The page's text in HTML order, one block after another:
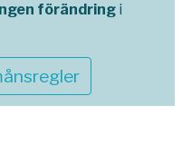
förändring i